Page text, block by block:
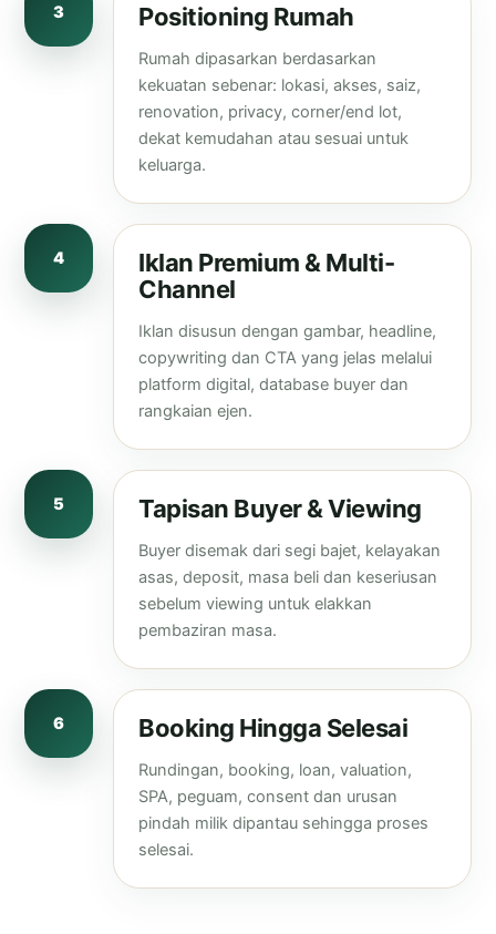
3 Positioning Rumah
Rumah dipasarkan berdasarkan
kekuatan sebenar: lokasi, akses, saiz,
renovation, privacy, corner/end lot,
dekat kemudahan atau sesuai untuk
keluarga.
4
Iklan Premium & Multi-
Channel
Iklan disusun dengan gambar, headline,
copywriting dan CTA yang jelas melalui
platform digital, database buyer dan
rangkaian ejen.
5 Tapisan Buyer & Viewing
Buyer disemak dari segi bajet, kelayakan
asas, deposit, masa beli dan keseriusan
sebelum viewing untuk elakkan
pembaziran masa.
6 Booking Hingga Selesai
Rundingan, booking, loan, valuation,
SPA, peguam, consent dan urusan
pindah milik dipantau sehingga proses
selesai.